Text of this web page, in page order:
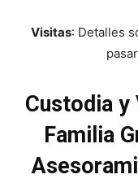
Visitas: Detalles
Custodia y
Familia